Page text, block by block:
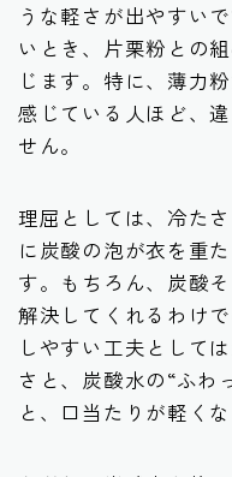
うな軽さが出やすい
いとき、片栗粉との
じます。特に、薄力
感じている人ほど、
せん。
理屈としては、冷た
に炭酸の泡が衣を重
す。もちろん、炭酸
解決してくれるわけ
しやすい工夫として
さと、炭酸水の“ふわ
と、口当たりが軽く